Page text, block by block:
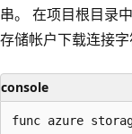
串。 在项目根目录
存储帐户下载连接字
console